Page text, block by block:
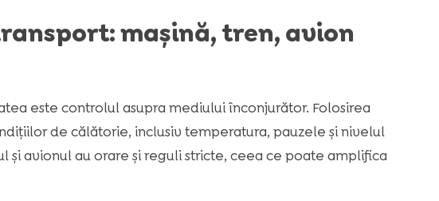
mașină, tren, avion
este controlul asupra mediului înconjurător. Folosirea
de călătorie, inclusiv temperatura, pauzele și nivelul
și avionul au orare și reguli stricte, ceea ce poate amplifica